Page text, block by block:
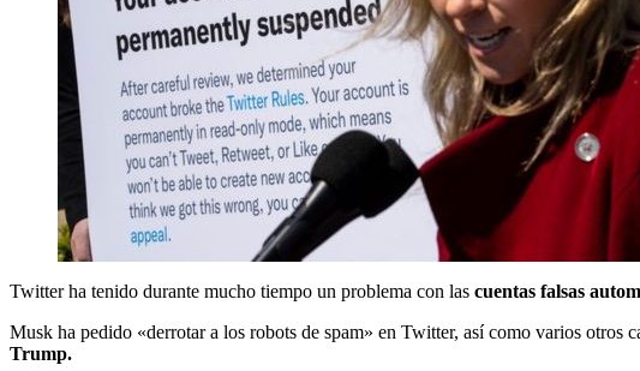
Twitter ha tenido durante mucho tiempo un problema con las cuentas falsas
Musk ha pedido «derrotar a los robots de spam» en Twitter, así como varios otros
Trump.